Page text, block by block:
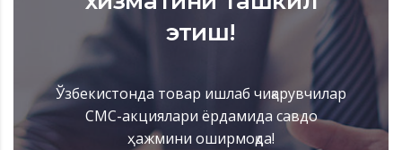
этиш!
Ўзбекистонда товар ишлаб чиқарувчилар
СМС-акциялари ёрдамида савдо
ҳажмини оширмоқда!